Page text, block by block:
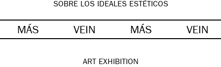
SOBRE LOS IDEALES ESTÉTICOS
MÁS VEIN MÁS VEIN
ART EXHIBITION